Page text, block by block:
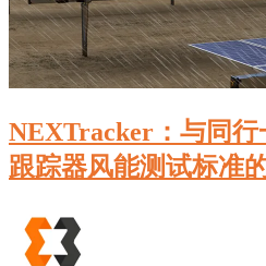
NEXTracker：与同
跟踪器风能测试标准